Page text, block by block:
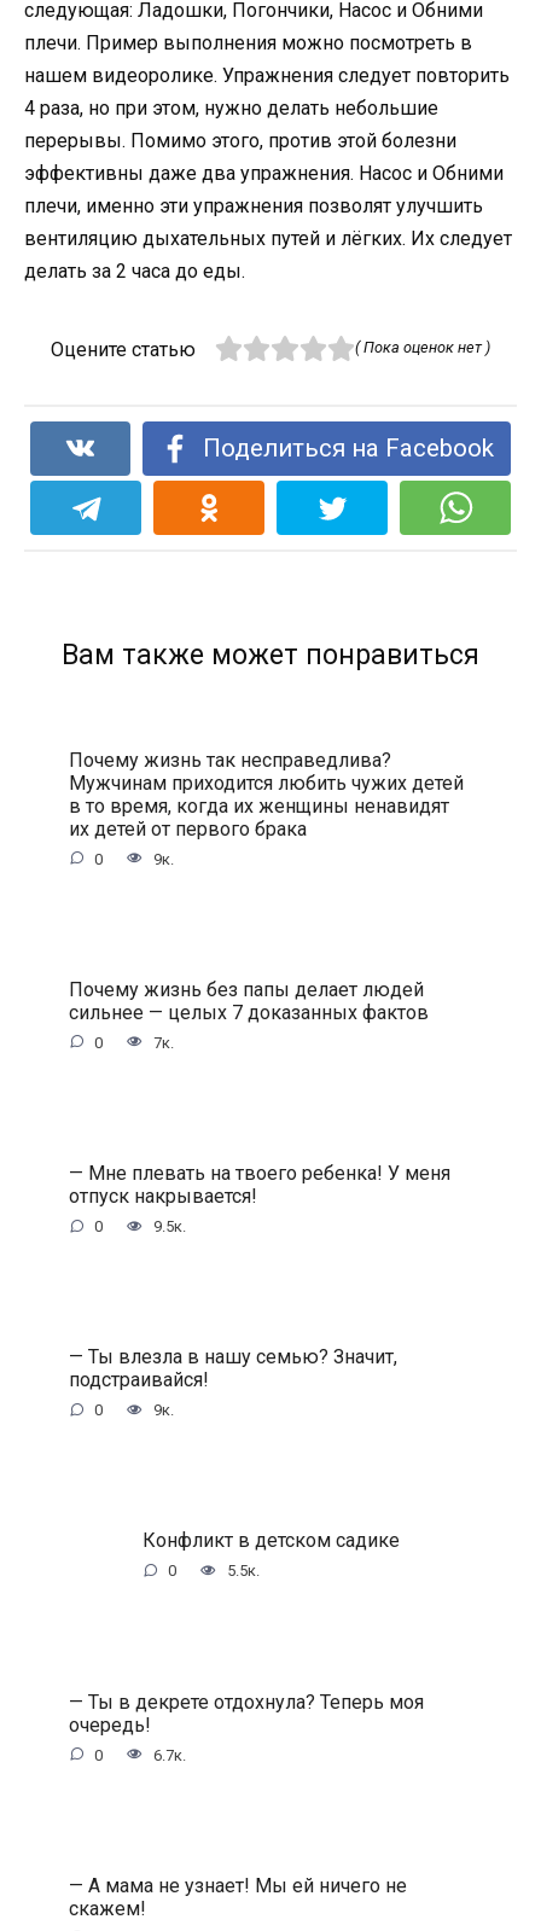
следующая: Ладошки, Погончики, Насос и Обними
плечи. Пример выполнения можно посмотреть в
нашем видеоролике. Упражнения следует повторить
4 раза, но при этом, нужно делать небольшие
перерывы. Помимо этого, против этой болезни
эффективны даже два упражнения. Насос и Обними
плечи, именно эти упражнения позволят улучшить
вентиляцию дыхательных путей и лёгких. Их следует
делать за 2 часа до еды.
Оцените статью ( Пока оценок нет )
Поделиться на Facebook
Вам также может понравиться
Почему жизнь так несправедлива?
Мужчинам приходится любить чужих детей
в то время, когда их женщины ненавидят
их детей от первого брака
0 9к.
Почему жизнь без папы делает людей
сильнее — целых 7 доказанных фактов
0 7к.
— Мне плевать на твоего ребенка! У меня
отпуск накрывается!
0 9.5к.
— Ты влезла в нашу семью? Значит,
подстраивайся!
0 9к.
Конфликт в детском садике
0 5.5к.
— Ты в декрете отдохнула? Теперь моя
очередь!
0 6.7к.
— А мама не узнает! Мы ей ничего не
скажем!